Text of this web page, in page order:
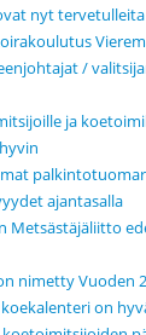
nyt
/
ja
ajantasalla
Metsästäjäliitto
nimetty Vuoden
koekalenteri on